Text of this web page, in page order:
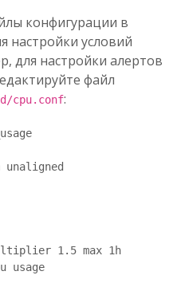
конфигурации в
настройки условий
для настройки алертов
файл
cpu.conf:
unaligned
1.5 max 1h
usage